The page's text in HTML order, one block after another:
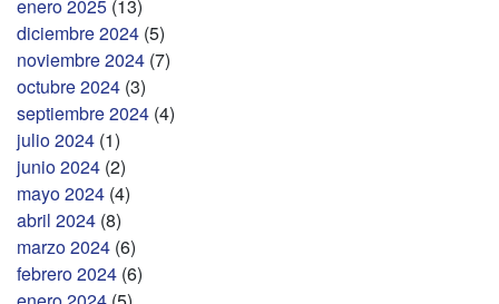
enero 2025 (13)
diciembre 2024 (5)
noviembre 2024 (7)
octubre 2024 (3)
septiembre 2024 (4)
julio 2024 (1)
junio 2024 (2)
mayo 2024 (4)
abril 2024 (8)
marzo 2024 (6)
febrero 2024 (6)